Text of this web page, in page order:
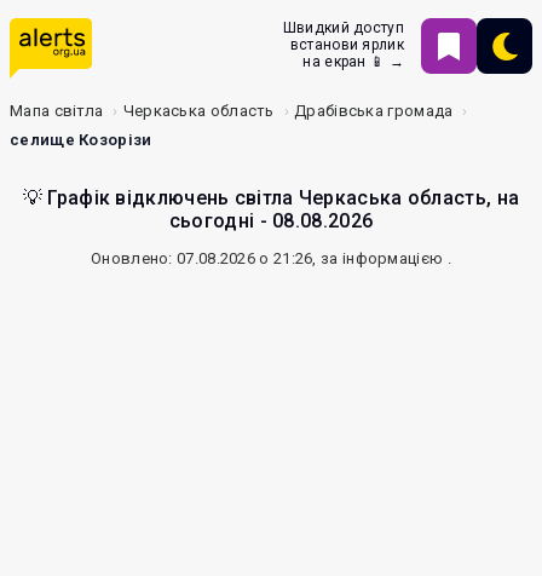
Швидкий доступ
встанови ярлик
на екран 📱 →
Мапа світла Черкаська область
Драбівська громада
селище Козорізи
💡 Графік відключень світла Черкаська область, на
сьогодні - 08.08.2026
Оновлено: 07.08.2026 о 21:26, за інформацією .